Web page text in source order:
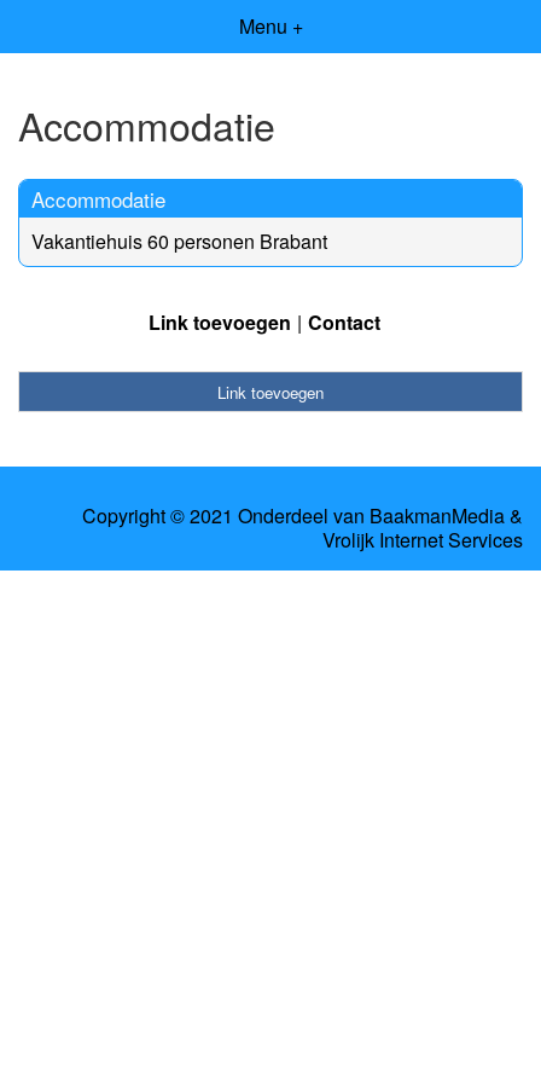
Menu +
Accommodatie
Accommodatie
Vakantiehuis 60 personen Brabant
Link toevoegen Contact
Link toevoegen
Copyright © 2021 Onderdeel van BaakmanMedia&
Vrolijk Internet Services